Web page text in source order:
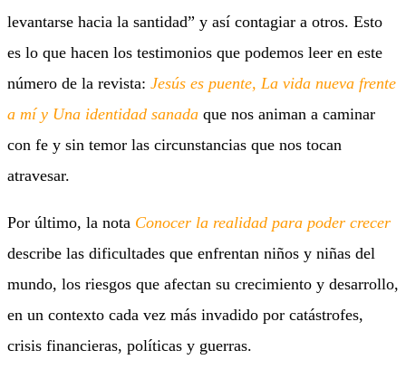
levantarse hacia la santidad” y así contagiar a otros. Esto
es lo que hacen los testimonios que podemos leer en este
número de la revista: Jesús es puente, La vida nueva frente
a mí y Una identidad sanada que nos animan a caminar
con fe y sin temor las circunstancias que nos tocan
atravesar.
Por último, la nota Conocer la realidad para poder crecer
describe las dificultades que enfrentan niños y niñas del
mundo, los riesgos que afectan su crecimiento y desarrollo,
en un contexto cada vez más invadido por catástrofes,
crisis financieras, políticas y guerras.